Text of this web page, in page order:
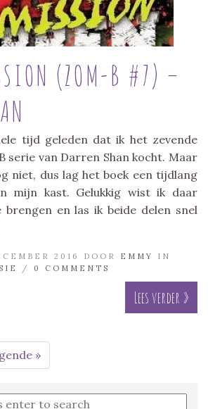
(ZOM-B #7) –
tijd geleden dat ik het zevende
serie van Darren Shan kocht. Maar
niet, dus lag het boek een tijdlang
mijn kast. Gelukkig wist ik daar
en las ik beide delen snel
2016 DOOR EMMY
IN
/ 0 COMMENTS
Lees verder »
»